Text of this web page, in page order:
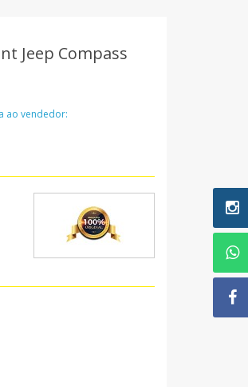
Jeep Compass
ao vendedor: